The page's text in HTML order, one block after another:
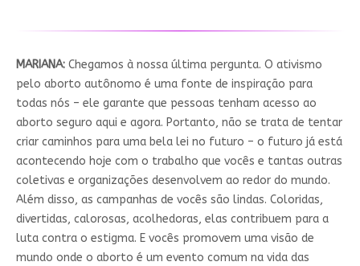
MARIANA:Chegamos à nossa última pergunta. O ativismo
pelo aborto autônomo é uma fonte de inspiração para
todas nós – ele garante que pessoas tenham acesso ao
aborto seguro aqui e agora. Portanto, não se trata de tentar
criar caminhos para uma bela lei no futuro – o futuro já está
acontecendo hoje com o trabalho que vocês e tantas outras
coletivas e organizações desenvolvem ao redor do mundo.
Além disso, as campanhas de vocês são lindas. Coloridas,
divertidas, calorosas, acolhedoras, elas contribuem para a
luta contra o estigma. E vocês promovem uma visão de
mundo onde o aborto é um evento comum na vida das